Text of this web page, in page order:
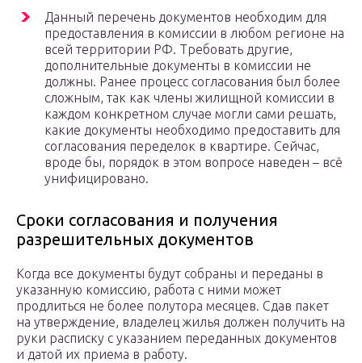
Данный перечень документов необходим для
предоставления в комиссии в любом регионе на
всей территории РФ. Требовать другие,
дополнительные документы в комиссии не
должны. Ранее процесс согласования был более
сложным, так как члены жилищной комиссии в
каждом конкретном случае могли сами решать,
какие документы необходимо предоставить для
согласования переделок в квартире. Сейчас,
вроде бы, порядок в этом вопросе наведен – всё
унифицировано.
Сроки согласования и получения
разрешительных документов
Когда все документы будут собраны и переданы в
указанную комиссию, работа с ними может
продлиться не более полутора месяцев. Сдав пакет
на утверждение, владелец жилья должен получить на
руки расписку с указанием переданных документов
и датой их приема в работу.